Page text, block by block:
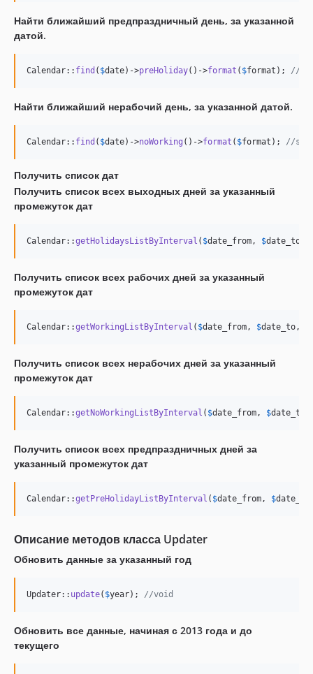
Найти ближайший предпраздничный день, за указанной
датой.
Calendar:: find ( $date)->preHoliday()->format ( $format ); //
Найти ближайший нерабочий день, за указанной датой.
Calendar:: find ( $date)->noWorking ()->format ( $format ); //
Получить список дат
Получить список всех выходных дней за указанный
промежуток дат
Calendar::getHolidaysListByInterval ( $date_from , $date_to
Получить список всех рабочих дней за указанный
промежуток дат
Calendar::getWorkingListByInterval ( $date_from , $date_to ,
Получить список всех нерабочих дней за указанный
промежуток дат
Calendar::getNoWorkingListByInterval ( $date_from , $date_to
Получить список всех предпраздничных дней за
указанный промежуток дат
Calendar::getPreHolidayListByInterval ( $date_from , $date_to
Описание методов класса Updater
Обновить данные за указанный год
Updater:: update( $year); //void
Обновить все данные, начиная с 2013 года и до
текущего